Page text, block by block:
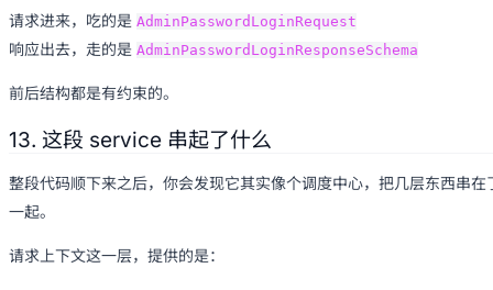
请求进来，吃的是 AdminPasswordLoginRequest
响应出去，走的是 AdminPasswordLoginResponseSchema
前后结构都是有约束的。
13. 这段 service 串起了什么
整段代码顺下来之后，你会发现它其实像个调度中心，把几层东西串在
一起。
请求上下文这一层，提供的是：